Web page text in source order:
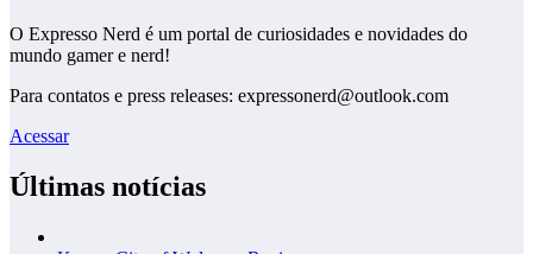
O Expresso Nerd é um portal de curiosidades e novidades do
mundo gamer e nerd!
Para contatos e press releases: expressonerd@outlook.com
Acessar
Últimas notícias